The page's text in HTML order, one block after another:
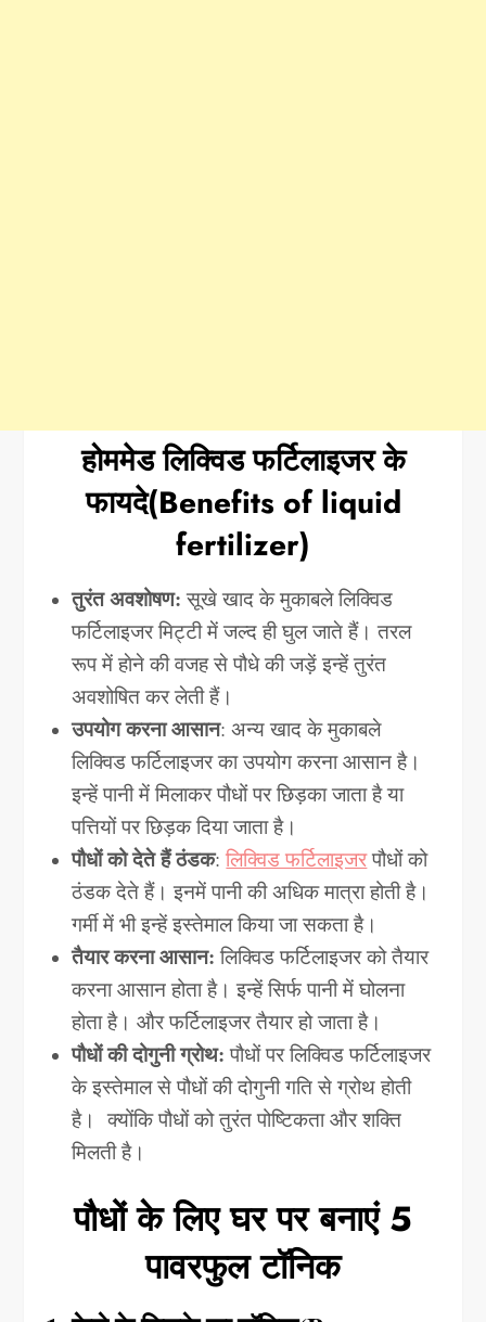
होममेड लिक्विड फर्टिलाइजर के
फायदे(Benefits of liquid
fertilizer)
तुरंत अवशोषण: सूखे खाद के मुकाबले लिक्विड
फर्टिलाइजर मिट्टी में जल्द ही घुल जाते हैं। तरल
रूप में हाेने की वजह से पौधे की जड़ें इन्हें तुरंत
अवशोषित कर लेती हैं।
उपयोग करना आसान: अन्य खाद के मुकाबले
लिक्विड फर्टिलाइजर का उपयोग करना आसान है।
इन्हें पानी में मिलाकर पौधों पर छिड़का जाता है या
पत्तियों पर छिड़क दिया जाता है।
पौधों को देते हैं ठंडक:लिक्विड फर्टिलाइजरपौधों को
ठंडक देते हैं। इनमें पानी की अधिक मात्रा होती है।
गर्मी में भी इन्हें इस्तेमाल किया जा सकता है।
तैयार करना आसान: लिक्विड फर्टिलाइजर को तैयार
करना आसान होता है। इन्हें सिर्फ पानी में घोलना
होता है। और फर्टिलाइजर तैयार हो जाता है।
पौधों की दोगुनी ग्रोथ: पौधों पर लिक्विड फर्टिलाइजर
के इस्तेमाल से पौधों की दोगुनी गति से ग्रोथ होती
है। क्योंकि पौधों को तुरंत पोष्टिकता और शक्ति
मिलती है।
पौधों के लिए घर पर बनाएं 5
पावरफुल टॉनिक